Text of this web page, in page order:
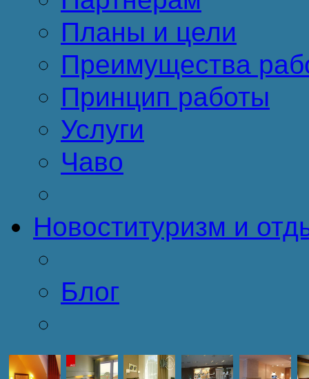
Планы и цели
Преимущества
Принцип работы
Услуги
Чаво
Новоституризм и
Блог